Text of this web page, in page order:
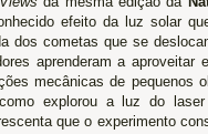
efeito da luz solar
dos cometas que se
aprenderam a
mecânicas de pequenos
explorou a luz do
que o experimento